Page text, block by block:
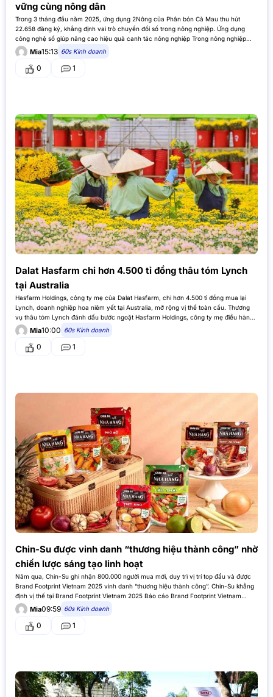
vững cùng nông dân
Trong 3 tháng đầu năm 2025, ứng dụng 2Nông của Phân bón Cà Mau thu hút
22.658 đăng ký, khẳng định vai trò chuyển đổi số trong nông nghiệp. Ứng dụng
công nghệ số giúp nâng cao hiệu quả canh tác nông nghiệp Trong nông nghiệp
hiện đại, công nghệ…
Mia15:13 60s Kinh doanh
0 1
Dalat Hasfarm chi hơn 4.500 tỉ đồng thâu tóm Lynch
tại Australia
Hasfarm Holdings, công ty mẹ của Dalat Hasfarm, chi hơn 4.500 tỉ đồng mua lại
Lynch, doanh nghiệp hoa niêm yết tại Australia, mở rộng vị thế toàn cầu. Thương
vụ thâu tóm Lynch đánh dấu bước ngoặt Hasfarm Holdings, công ty mẹ điều hành
chuỗi hoa tươi Dalat Hasfarm,…
Mia10:00 60s Kinh doanh
0 1
Chin-Su được vinh danh “thương hiệu thành công” nhờ
chiến lược sáng tạo linh hoạt
Năm qua, Chin-Su ghi nhận 800.000 người mua mới, duy trì vị trí top đầu và được
Brand Footprint Vietnam 2025 vinh danh “thương hiệu thành công”. Chin-Su khẳng
định vị thế tại Brand Footprint Vietnam 2025 Báo cáo Brand Footprint Vietnam
2025, trực thuộc Worldpanel by Numerator, đã đưa…
Mia09:59 60s Kinh doanh
0 1